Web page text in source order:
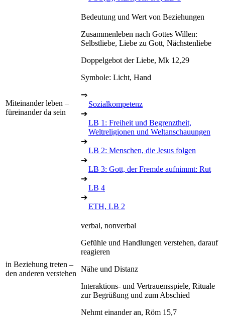
Miteinander leben –
füreinander da sein
Bedeutung und Wert von Beziehungen
Zusammenleben nach Gottes Willen:
Selbstliebe, Liebe zu Gott, Nächstenliebe
Doppelgebot der Liebe, Mk 12,29
Symbole: Licht, Hand
⇒
Sozialkompetenz
➔
LB 1: Freiheit und Begrenztheit,
Weltreligionen und Weltanschauungen
➔
LB 2: Menschen, die Jesus folgen
➔
LB 3: Gott, der Fremde aufnimmt: Rut
➔
LB 4
➔
ETH, LB 2
in Beziehung treten –
den anderen verstehen
verbal, nonverbal
Gefühle und Handlungen verstehen, darauf
reagieren
Nähe und Distanz
Interaktions- und Vertrauensspiele, Rituale
zur Begrüßung und zum Abschied
Nehmt einander an, Röm 15,7